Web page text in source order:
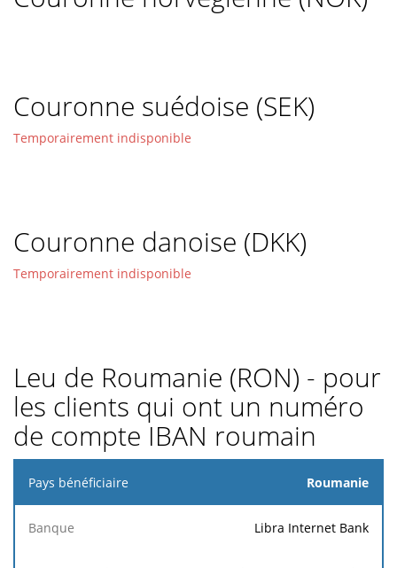
Couronne suédoise (SEK)
Temporairement indisponible
Couronne danoise (DKK)
Temporairement indisponible
Leu de Roumanie (RON) - pour
les clients qui ont un numéro
de compte IBAN roumain
Pays
Roumanie
Libra Internet Bank